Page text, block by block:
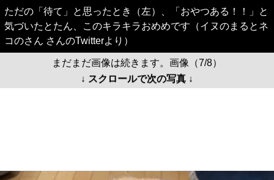
ただの「待て」と思ったとき（左）、「おやつある！！」と
気づいたとたん、このキラキラおめめです（イヌのまるとネ
コのさん さんのTwitterより）
まだまだ画像は続きます。画像（7/8）
↓ スクロールで次の写真 ↓